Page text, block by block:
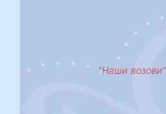
“Наши возови“